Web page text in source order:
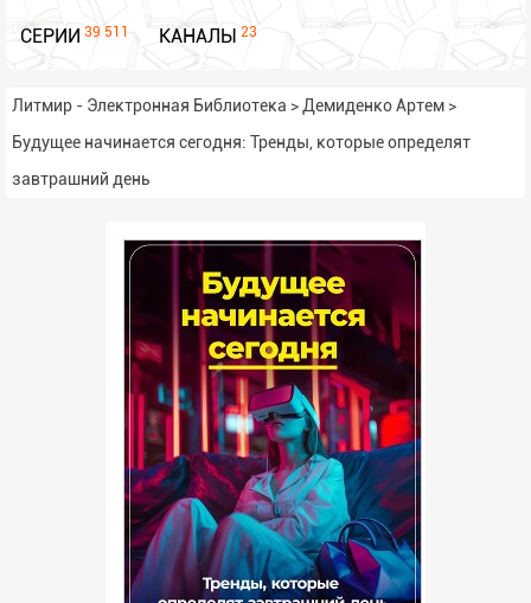
СЕРИИ 39 511 КАНАЛЫ 23
Литмир - Электронная Библиотека > Демиденко Артем >
Будущее начинается сегодня: Тренды, которые определят
завтрашний день